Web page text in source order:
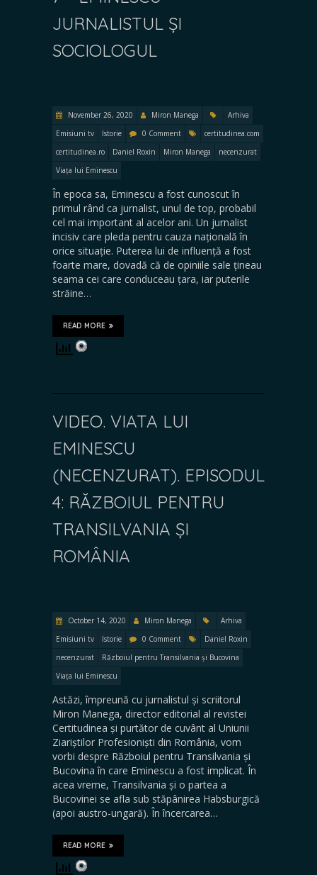
JURNALISTUL ȘI
SOCIOLOGUL
November 26, 2020 Miron Manega
Arhiva
Emisiuni tv
Istorie 0 Comment
certitudinea.com
certitudinea.ro
Daniel Roxin Miron Manega
necenzurat
Viața lui Eminescu
În epoca sa, Eminescu a fost cunoscut în
primul rând ca jurnalist, unul de top, probabil
cel mai important al acelor ani. Un jurnalist
incisiv care pleda pentru cauza națională în
orice situație. Puterea lui de influență a fost
foarte mare, dovadă că de opiniile sale țineau
seama cei care conduceau țara, iar puterile
străine…
READ MORE
VIDEO. VIATA LUI
EMINESCU
(NECENZURAT). EPISODUL
4: RĂZBOIUL PENTRU
TRANSILVANIA ȘI
ROMÂNIA
October 14, 2020 Miron Manega
Arhiva
Emisiuni tv
Istorie 0 Comment
Daniel Roxin
necenzurat
Războiul pentru Transilvania și Bucovina
Viața lui Eminescu
Astăzi, împreună cu jurnalistul și scriitorul
Miron Manega, director editorial al revistei
Certitudinea și purtător de cuvânt al Uniunii
Ziariștilor Profesioniști din România, vom
vorbi despre Războiul pentru Transilvania și
Bucovina în care Eminescu a fost implicat. În
acea vreme, Transilvania și o partea a
Bucovinei se afla sub stăpânirea Habsburgică
(apoi austro-ungară). În încercarea…
READ MORE